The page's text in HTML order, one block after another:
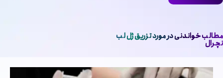
مطالب خواندنی در مورد تزریق ژل لب
نچرال